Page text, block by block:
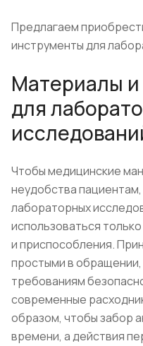
Предлагаем
инструменты для
Материалы
для
Чтобы медицинские
неудобства
лабораторных
использоваться
и приспособления.
простыми в
требованиям
современные
образом, чтобы забор
времени, а действия